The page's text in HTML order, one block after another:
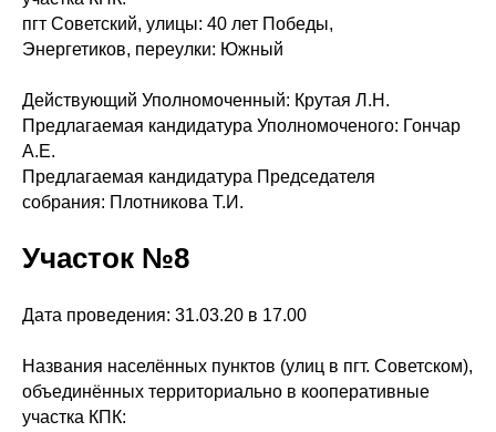
пгт Советский, улицы: 40 лет Победы,
Энергетиков, переулки: Южный
Действующий Уполномоченный: Крутая Л.Н.
Предлагаемая кандидатура Уполномоченого: Гончар
А.Е.
Предлагаемая кандидатура Председателя
собрания: Плотникова Т.И.
Участок №8
Дата проведения: 31.03.20 в 17.00
Названия населённых пунктов (улиц в пгт. Советском),
объединённых территориально в кооперативные
участка КПК: